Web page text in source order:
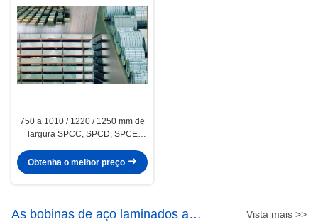
750 a 1010 / 1220 / 1250 mm de
largura SPCC, SPCD, SPCE
Obtenha o melhor preço
As bobinas de aço laminados a
Vista mais >>